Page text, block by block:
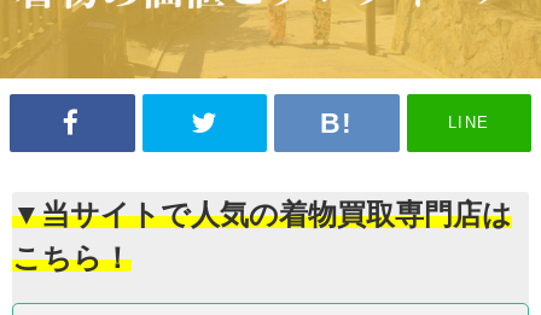
LINE
▼当サイトで人気の着物買取専門店は
こちら！